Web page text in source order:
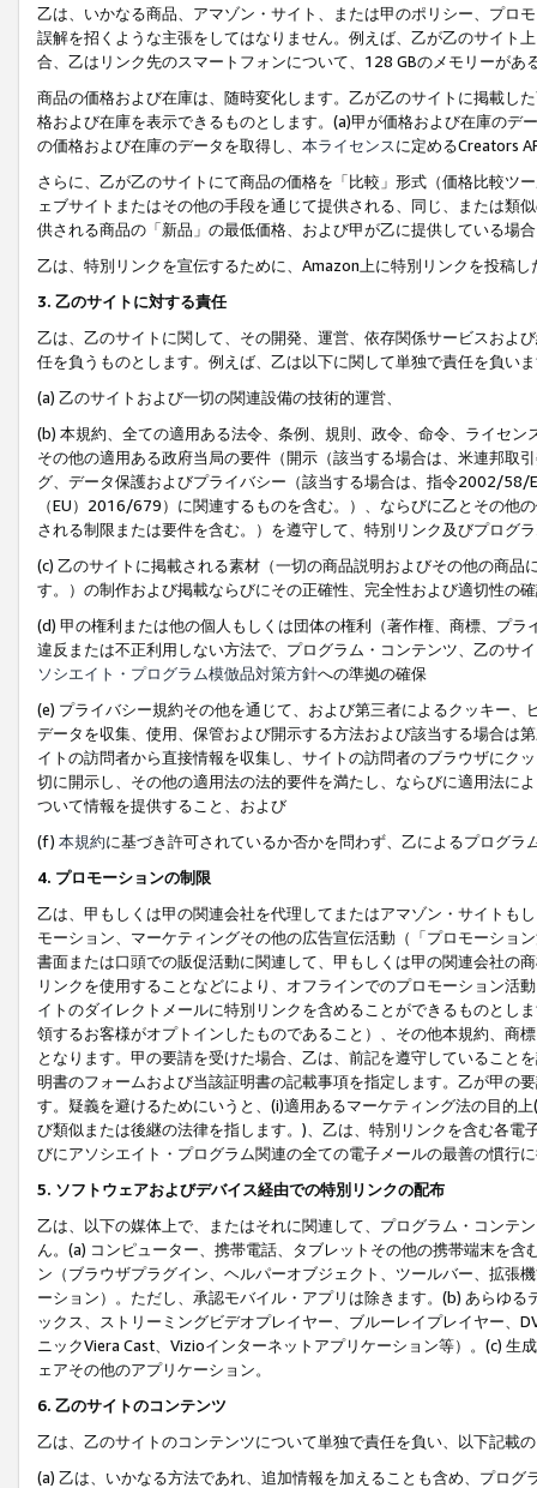
乙は、いかなる商品、アマゾン・サイト、または甲のポリシー、プロ
誤解を招くような主張をしてはなりません。例えば、乙が乙のサイト
合、乙はリンク先のスマートフォンについて、128 GBのメモリーがあ
商品の価格および在庫は、随時変化します。乙が乙のサイトに掲載し
格および在庫を表示できるものとします。(a)甲が価格および在庫の
の価格および在庫のデータを取得し、 本ライセンスに定めるCreators
さらに、乙が乙のサイトにて商品の価格を「比較」形式（価格比較ツ
ェブサイトまたはその他の手段を通じて提供される、同じ、または類
供される商品の「新品」の最低価格、および甲が乙に提供している場
乙は、特別リンクを宣伝するために、Amazon上に特別リンクを投稿
3. 乙のサイトに対する責任
乙は、乙のサイトに関して、その開発、運営、依存関係サービスおよ
任を負うものとします。例えば、乙は以下に関して単独で責任を負い
(a) 乙のサイトおよび一切の関連設備の技術的運営、
(b) 本規約、全ての適用ある法令、条例、規則、政令、命令、ライセ
その他の適用ある政府当局の要件（開示（該当する場合は、米連邦取
グ、データ保護およびプライバシー（該当する場合は、指令2002/58/
（EU）2016/679）に関連するものを含む。）、ならびに乙とその他
される制限または要件を含む。）を遵守して、特別リンク及びプログ
(c) 乙のサイトに掲載される素材（一切の商品説明およびその他の商
す。）の制作および掲載ならびにその正確性、完全性および適切性の
(d) 甲の権利または他の個人もしくは団体の権利（著作権、商標、プ
違反または不正利用しない方法で、プログラム・コンテンツ、乙のサ
ソシエイト・プログラム模倣品対策方針への準拠の確保
(e) プライバシー規約その他を通じて、および第三者によるクッキー
データを収集、使用、保管および開示する方法および該当する場合は
イトの訪問者から直接情報を収集し、サイトの訪問者のブラウザにク
切に開示し、その他の適用法の法的要件を満たし、ならびに適用法に
ついて情報を提供すること、および
(f) 本規約に基づき許可されているか否かを問わず、乙によるプログ
4. プロモーションの制限
乙は、甲もしくは甲の関連会社を代理してまたはアマゾン・サイトも
モーション、マーケティングその他の広告宣伝活動（「プロモーショ
書面または口頭での販促活動に関連して、甲もしくは甲の関連会社の
リンクを使用することなどにより、オフラインでのプロモーション活
イトのダイレクトメールに特別リンクを含めることができるものとし
領するお客様がオプトインしたものであること）、その他本規約、商
となります。甲の要請を受けた場合、乙は、前記を遵守していること
明書のフォームおよび当該証明書の記載事項を指定します。乙が甲の
す。疑義を避けるためにいうと、(i)適用あるマーケティング法の目的
び類似または後継の法律を指します。)、乙は、特別リンクを含む各
びにアソシエイト・プログラム関連の全ての電子メールの最善の慣行
5. ソフトウェアおよびデバイス経由での特別リンクの配布
乙は、以下の媒体上で、またはそれに関連して、プログラム・コンテ
ん。(a) コンピューター、携帯電話、タブレットその他の携帯端末を
ン（ブラウザプラグイン、ヘルパーオブジェクト、ツールバー、拡張
ーション）。ただし、承認モバイル・アプリは除きます。(b) あらゆ
ックス、ストリーミングビデオプレイヤー、ブルーレイプレイヤー、
ニックViera Cast、Vizioインターネットアプリケーション等）。(c)
ェアその他のアプリケーション。
6. 乙のサイトのコンテンツ
乙は、乙のサイトのコンテンツについて単独で責任を負い、以下記載
(a) 乙は、いかなる方法であれ、追加情報を加えることも含め、プロ